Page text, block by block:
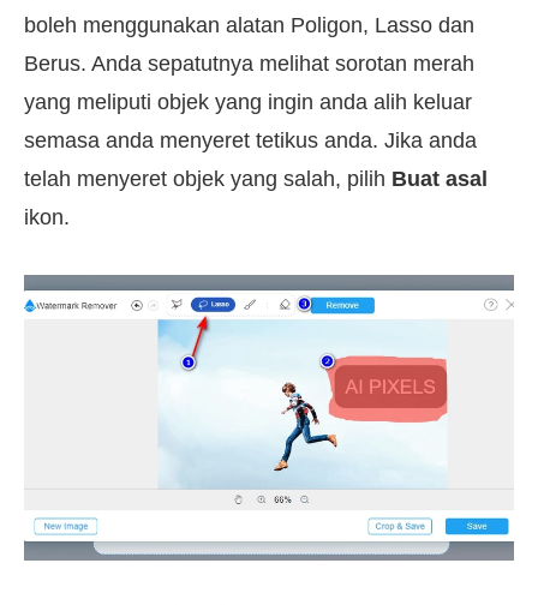
boleh menggunakan alatan Poligon, Lasso dan
Berus. Anda sepatutnya melihat sorotan merah
yang meliputi objek yang ingin anda alih keluar
semasa anda menyeret tetikus anda. Jika anda
telah menyeret objek yang salah, pilih Buat asal
ikon.